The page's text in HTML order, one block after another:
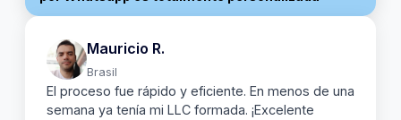
Mauricio R.
Brasil
El proceso fue rápido y eficiente. En menos de una
semana ya tenía mi LLC formada. ¡Excelente